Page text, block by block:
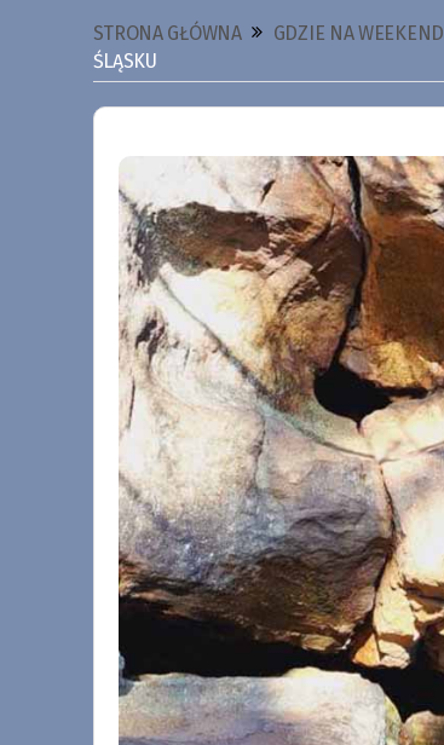
STRONA GŁÓWNA GDZIE NA WEEKEND
ŚLĄSKU